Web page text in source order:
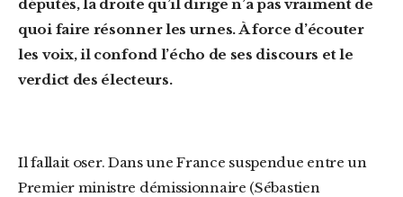
députés, la droite qu’il dirige n’a pas vraiment de
quoi faire résonner les urnes. À force d’écouter
les voix, il confond l’écho de ses discours et le
verdict des électeurs.
Il fallait oser. Dans une France suspendue entre un
Premier ministre démissionnaire (Sébastien